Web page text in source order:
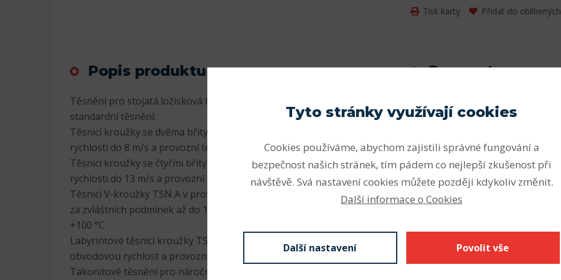
Tisk karty Přidat do oblíbených
Popis produktu
Těsnění pro stojatá ložisková tělesa SNL jsou dodávána následující
standardní těsnění:
Těsnicí kroužky se dvěma břity TSN G v provedení pro obvodové
rychlosti do 8 m/s a provozní teploty od –40 do +100 °C
Těsnící kroužky se čtyřmi břity TSN L v provedení pro obvodové
rychlosti do 13 m/s a provozní teploty od –40 do +100 °C
Těsnicí V-kroužky TSN A v provedení pro obvodové rychlosti do 7 m/s a
za zvláštních podmínek až do 12 m/s a pro provozní teploty od –40 to
+100 °C
Labyrintové těsnicí kroužky TSN S provedení pro libovolnou
obvodovou rychlost a provozní teploty od –50 do +200 °C
Takonitové těsnění pro náročné provozní podmínky s radiálním
Parametry
Vnitřní průměr (mm)
Šířka (mm)
Odkaz SKF
Tyto stránky využívají cookies
Cookies používáme, abychom zajistili správné fungování a
bezpečnost našich stránek, tím pádem co nejlepší zkušenost při
návštěvě. Svá nastavení cookies můžete později kdykoliv změnit.
Další informace o Cookies
Další nastavení Povolit vše